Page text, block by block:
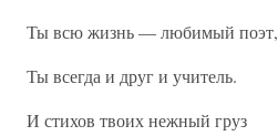
Ты всю жизнь — любимый поэт,
Ты всегда и друг и учитель.
И стихов твоих нежный груз